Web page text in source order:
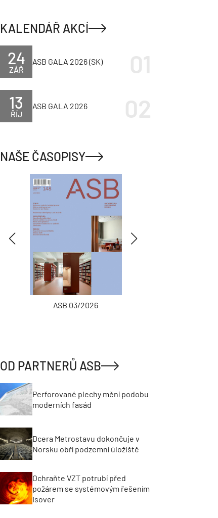
KALENDÁŘ AKCÍ
ZÁŘ
24 ASB GALA 2026 (SK)
ŘÍJ
13 ASB GALA 2026
NAŠE ČASOPISY
ASB 03/2026
OD PARTNERŮ ASB
Perforované plechy mění podobu
moderních fasád
Dcera Metrostavu dokončuje v
Norsku obří podzemní úložiště
Ochraňte VZT potrubí před
požárem se systémovým řešením
Isover